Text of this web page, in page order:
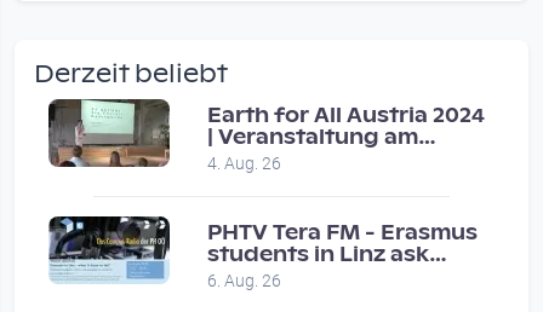
Vor 2 weeks 3 days
Coole Sendung, tolle…
Vor 1 month 2 weeks
Eure Show war super :-)…
Derzeit beliebt
Earth for All Austria 2024
| Veranstaltung am
8.7.2024
4. Aug. 26
PHTV Tera FM - Erasmus
students in Linz ask
people on road for
recommendations
6. Aug. 26